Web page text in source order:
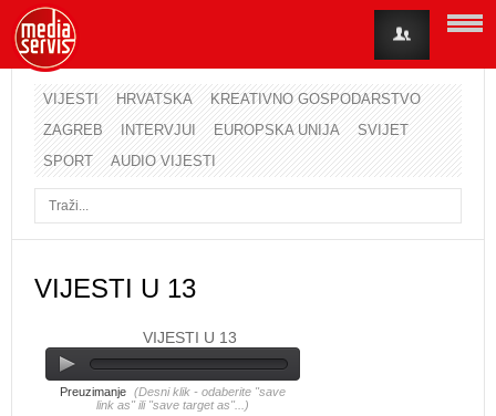
VIJESTI HRVATSKA
KREATIVNO GOSPODARSTVO
ZAGREB
INTERVJUI EUROPSKA UNIJA
SVIJET
SPORT
AUDIO VIJESTI
VIJESTI U 13
VIJESTI U 13
Preuzimanje (Desni klik - odaberite "save
link as" ili "save target as"...)
Korisničko ime
Lozinka
Zaboravili ste lozinku?